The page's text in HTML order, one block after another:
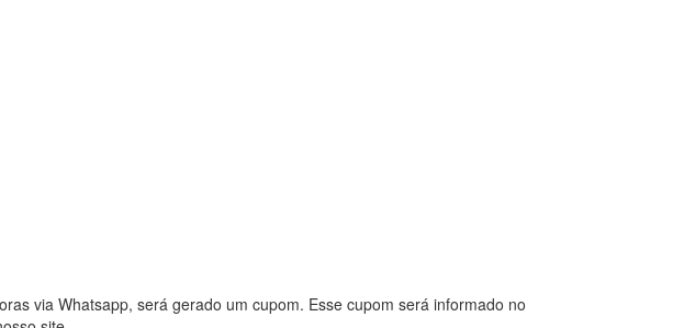
via Whatsapp, será gerado um cupom. Esse cupom será informado no